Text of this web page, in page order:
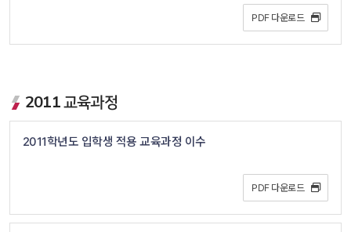
PDF 다운로드
2011 교육과정
2011학년도 입학생 적용 교육과정 이수
PDF 다운로드